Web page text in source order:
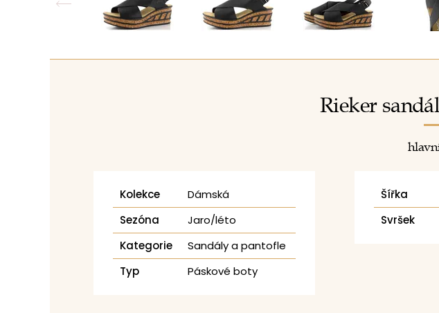
Rieker
Kolekce
Dámská
Sezóna
Jaro/léto
Kategorie
Sandály a pantofle
Typ
Páskové boty
Šířka
Svršek